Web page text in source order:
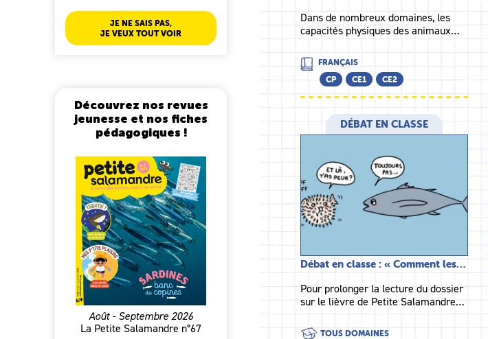
JE NE SAIS PAS,
JE VEUX TOUT VOIR
Découvrez nos revues
jeunesse et nos fiches
pédagogiques !
Août - Septembre 2026
La Petite Salamandre n°67
Dans de nombreux domaines, les
capacités physiques des animaux…
FRANÇAIS
CP
CE1 CE2
DÉBAT EN CLASSE
Débat en classe : « Comment les…
Pour prolonger la lecture du dossier
sur le lièvre de Petite Salamandre…
TOUS DOMAINES